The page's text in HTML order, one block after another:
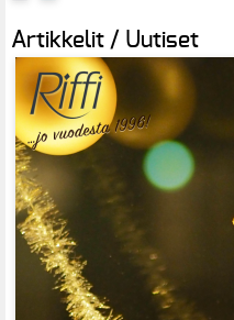
Artikkelit / Uutiset